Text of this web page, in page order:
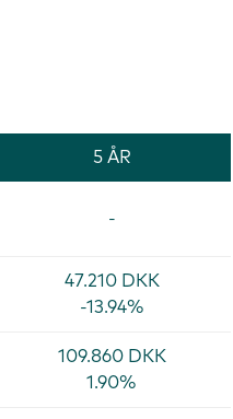
5 ÅR
-
47.210 DKK
-13.94%
109.860 DKK
1.90%